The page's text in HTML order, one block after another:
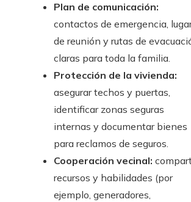
Plan de comunicación:
contactos de emergencia,
de reunión y rutas de
claras para toda la familia.
Protección de la vivienda:
asegurar techos y puertas,
identificar zonas seguras
internas y documentar bienes
para reclamos de seguros.
Cooperación vecinal:
recursos y habilidades (por
ejemplo, generadores,